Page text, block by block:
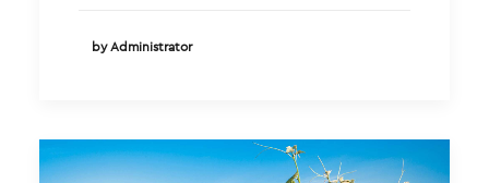
by Administrator